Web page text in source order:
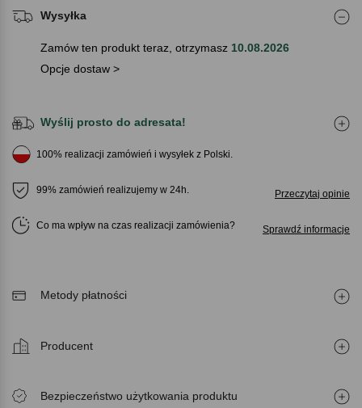
Wysyłka
Zamów ten produkt teraz, otrzymasz 10.08.2026
Opcje dostaw >
Wyślij prosto do adresata!
100% realizacji zamówień i wysyłek z Polski.
99% zamówień realizujemy w 24h. Przeczytaj opinie
Co ma wpływ na czas realizacji zamówienia Sprawdź informacje
Metody płatności
Producent
Bezpieczeństwo użytkowania produktu